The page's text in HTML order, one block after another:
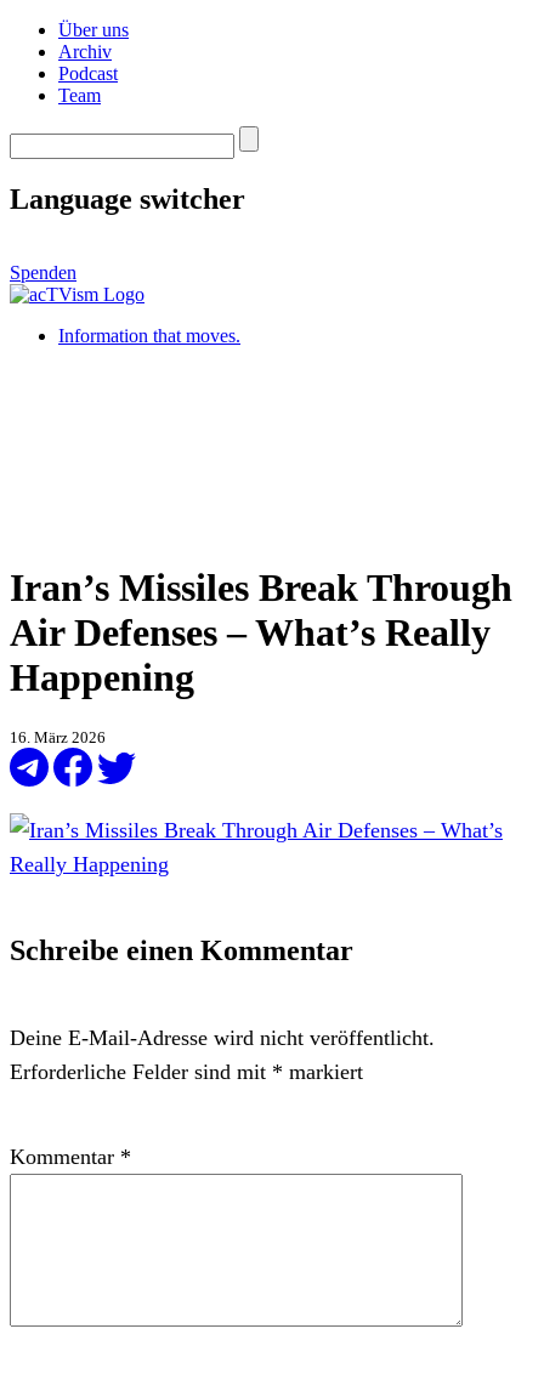
Über uns
Archiv
Podcast
Team
Language switcher
Spenden
Information that moves.
Iran’s Missiles Break Through
Air Defenses – What’s Really
Happening
16. März 2026
Schreibe einen Kommentar
Deine E-Mail-Adresse wird nicht veröffentlicht.
Erforderliche Felder sind mit * markiert
Kommentar *